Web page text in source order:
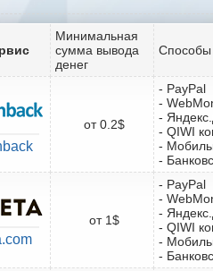
Минимальная
сумма вывода
денег
Способы
от 0.2$
- PayPal
-
-
- QIWI
-
-
от 1$
- PayPal
-
-
- QIWI
-
-